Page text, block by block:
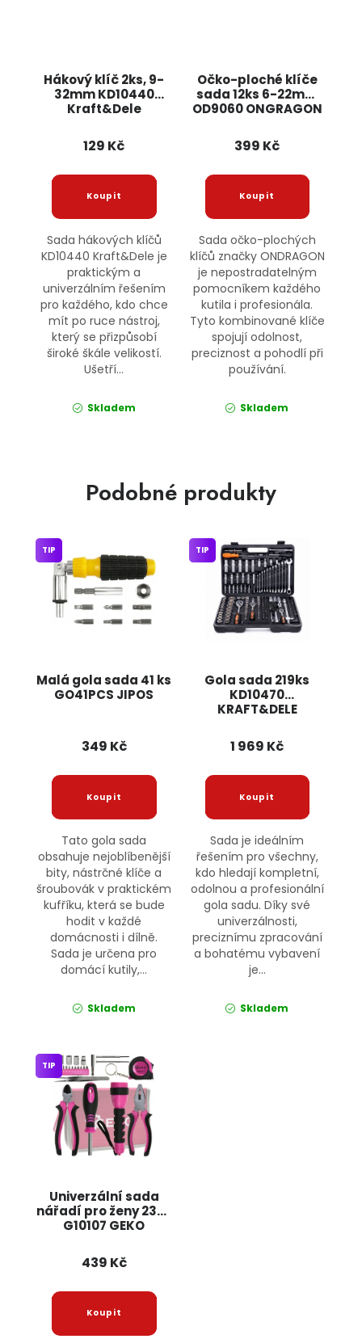
Hákový klíč 2ks, 9-
32mm KD10440
Kraft&Dele
129 Kč
Sada hákových klíčů
KD10440 Kraft&Dele je
praktickým a
univerzálním řešením
pro každého, kdo chce
mít po ruce nástroj,
který se přizpůsobí
široké škále velikostí.
Ušetří...
Skladem
Očko-ploché klíče
sada 12ks 6-22mm
OD9060 ONGRAGON
399 Kč
Sada očko-plochých
klíčů značky ONDRAGON
je nepostradatelným
pomocníkem každého
kutila i profesionála.
Tyto kombinované klíče
spojují odolnost,
preciznost a pohodlí při
používání.
Skladem
Podobné produkty
Malá gola sada 41 ks
GO41PCS JIPOS
TIP
349 Kč
Tato gola sada
obsahuje nejoblíbenější
bity, nástrčné klíče a
šroubovák v praktickém
kufříku, která se bude
hodit v každé
domácnosti i dílně.
Sada je určena pro
domácí kutily,...
Skladem
Gola sada 219ks
KD10470
KRAFT&DELE
TIP
1 969 Kč
Sada je ideálním
řešením pro všechny,
kdo hledají kompletní,
odolnou a profesionální
gola sadu. Díky své
univerzálnosti,
preciznímu zpracování
a bohatému vybavení
je...
Skladem
Univerzální sada
nářadí pro ženy 23ks
G10107 GEKO
TIP
439 Kč